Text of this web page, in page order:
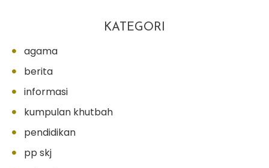
KATEGORI
agama
berita
informasi
kumpulan khutbah
pendidikan
pp skj